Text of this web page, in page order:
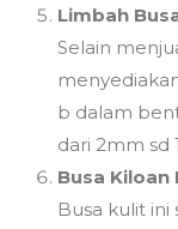
Limbah
Selain
b dalam
dari 2mm sd
Busa
Busa kulit